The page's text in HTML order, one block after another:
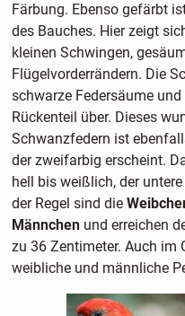
Färbung. Ebenso gefärbt
des Bauches. Hier zeigt
kleinen Schwingen,
Flügelvorderrändern. Die
schwarze Federsäume
Rückenteil über. Dieses
Schwanzfedern ist
der zweifarbig erscheint.
hell bis weißlich, der
der Regel sind die
Männchenund erreichen
zu 36 Zentimeter. Auch im
weibliche und männliche